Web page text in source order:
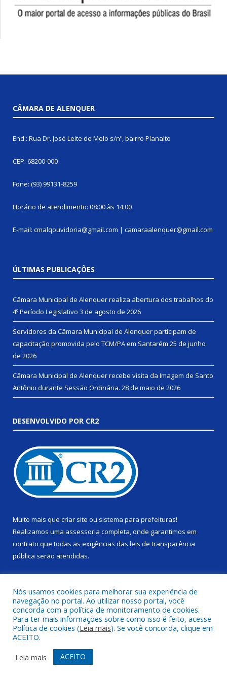
CÂMARA DE ALENQUER
End.: Rua Dr. José Leite de Melo s/nº, bairro Planalto
CEP: 68200-000
Fone: (93) 99131-8259
Horário de atendimento: 08:00 às 14:00
E-mail: cmalqouvidoria@gmail.com | camaraalenquer@gmail.com
ÚLTIMAS PUBLICAÇÕES
Câmara Municipal de Alenquer realiza abertura dos trabalhos do
4º Período Legislativo 3 de agosto de 2026
Servidores da Câmara Municipal de Alenquer participam de
capacitação promovida pelo TCM/PA em Santarém 25 de junho
de 2026
Câmara Municipal de Alenquer recebe visita da Imagem de Santo
Antônio durante Sessão Ordinária. 28 de maio de 2026
DESENVOLVIDO POR CR2
Muito mais que criar site ou sistema para prefeituras!
Realizamos uma assessoria completa, onde garantimos em
contrato que todas as exigências das leis de transparência
pública serão atendidas.
Todos os direitos reservados a Câmara Municipal de Alenquer.
Mapa do Site
Acessar Área Administrativa
Acessar Webmail
Nós usamos cookies para melhorar sua experiência de
navegação no portal. Ao utilizar nosso portal, você
concorda com a política de monitoramento de cookies.
Para ter mais informações sobre como isso é feito, acesse
Política de cookies (Leia mais). Se você concorda, clique em
ACEITO.
Leia mais
ACEITO